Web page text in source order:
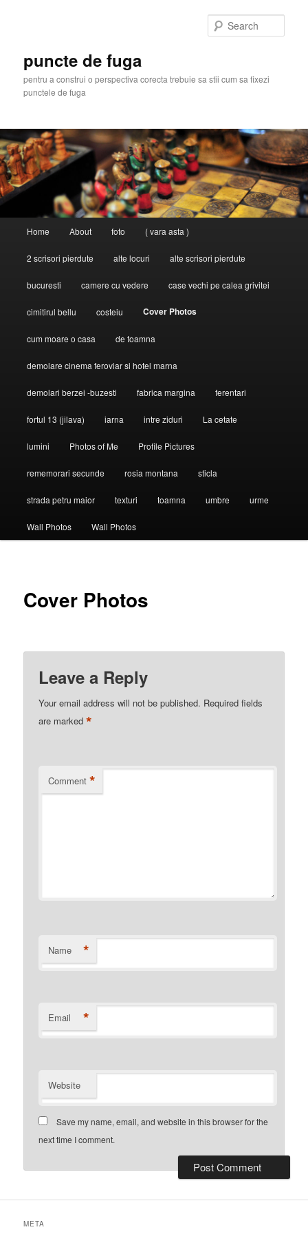
puncte de fuga
pentru a construi o perspectiva corecta trebuie sa stii cum sa fixezi
punctele de fuga
Home About foto ( vara asta )
2 scrisori pierdute alte locuri alte scrisori pierdute
bucuresti camere cu vedere case vechi pe calea grivitei
cimitirul bellu costeiu Cover Photos
cum moare o casa de toamna
demolare cinema feroviar si hotel marna
demolari berzei -buzesti fabrica margina ferentari
fortul 13 (jilava) iarna intre ziduri La cetate
lumini Photos of Me Profile Pictures
rememorari secunde rosia montana sticla
strada petru maior texturi toamna umbre urme
Wall Photos Wall Photos
Cover Photos
Leave a Reply
Your email address will not be published. Required fields
are marked*
Comment *
Name *
Email *
Website
Save my name, email, and website in this browser for the
next time I comment.
META